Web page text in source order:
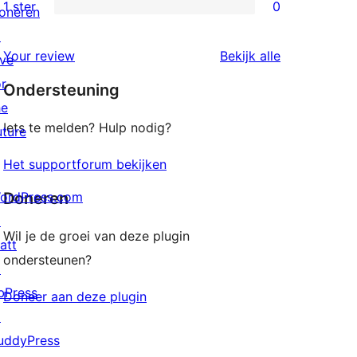
beoordelingen
0
sterren
beoordelingen
1 ster 0
Your review Bekijk alle
Ondersteuning
Iets te melden? Hulp nodig?
Het supportforum bekijken
Doneren
Wil je de groei van deze plugin
ondersteunen?
Doneer aan deze plugin